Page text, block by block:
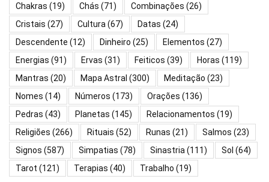
Chakras (19) Chás (71) Combinações (26)
Cristais (27) Cultura (67) Datas (24)
Descendente (12) Dinheiro (25) Elementos (27)
Energias (91) Ervas (31) Feiticos (39) Horas (119)
Mantras (20) Mapa Astral (300) Meditação (23)
Nomes (14) Números (173) Orações (136)
Pedras (43) Planetas (145) Relacionamentos (19)
Religiões (266) Rituais (52) Runas (21) Salmos (23)
Signos (587) Simpatias (78) Sinastria (111) Sol (64)
Tarot (121) Terapias (40) Trabalho (19)